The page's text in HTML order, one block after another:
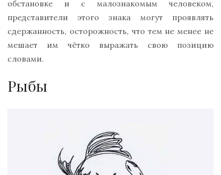
обстановке и с малознакомым человеком,
представители этого знака могут проявлять
сдержанность, осторожность, что тем не менее не
мешает им чётко выражать свою позицию
словами.
Рыбы